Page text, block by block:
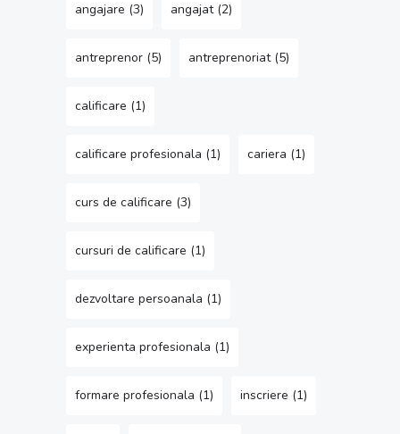
angajare (3) angajat(2)
antreprenor (5) antreprenoriat(5)
calificare (1)
calificare profesionala (1) cariera (1)
curs de calificare (3)
cursuri de calificare (1)
dezvoltare persoanala (1)
experienta profesionala (1)
formare profesionala (1) inscriere (1)